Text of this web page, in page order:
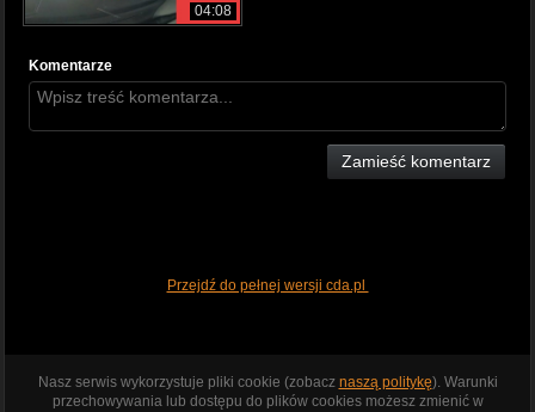
04:08
Komentarze
Zamieść komentarz
Przejdź do pełnej wersji cda.pl
Nasz serwis wykorzystuje pliki cookie (zobacz naszą politykę). Warunki
przechowywania lub dostępu do plików cookies możesz zmienić w